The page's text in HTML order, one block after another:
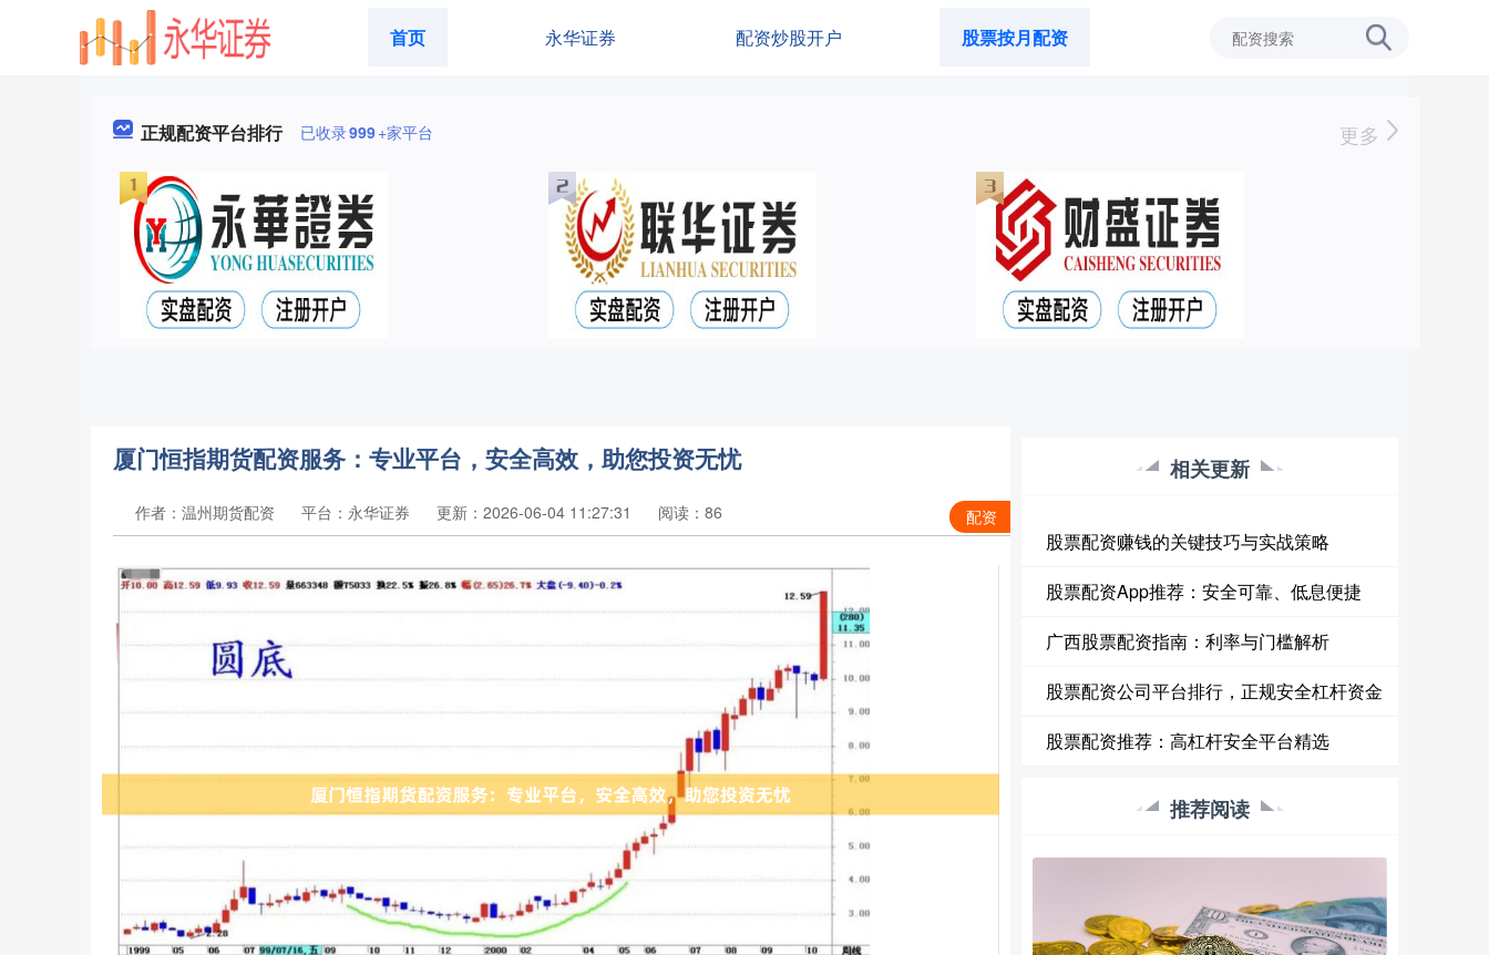
首页 永华证券 配资炒股开户 股票按月配资
正规配资平台排行 已收录999+家平台 更多
厦门恒指期货配资服务：专业平台，安全高效，助您投资无忧
配资
作者：温州期货配资 平台：永华证券 更新：2026-06-04 11:27:31 阅读：86
相关更新
股票配资赚钱的关键技巧与实战策略
股票配资App推荐：安全可靠、低息便捷
广西股票配资指南：利率与门槛解析
股票配资公司平台排行，正规安全杠杆资金
股票配资推荐：高杠杆安全平台精选
推荐阅读